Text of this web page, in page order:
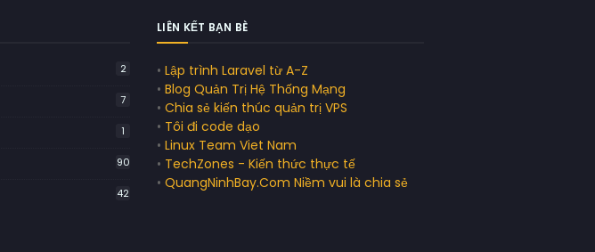
2
7
1
90
42
LIÊN KẾT BẠN BÈ
• Lập trình Laravel từ A-Z
• Blog Quản Trị Hệ Thống Mạng
• Chia sẻ kiến thúc quản trị VPS
• Tôi đi code dạo
• Linux Team Viet Nam
• TechZones - Kiến thức thực tế
• QuangNinhBay.Com Niềm vui là chia sẻ